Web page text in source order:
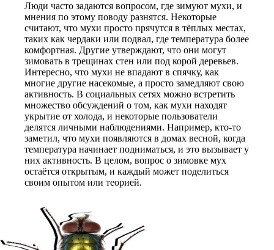
Люди часто задаются вопросом, где зимуют мухи, и
мнения по этому поводу разнятся. Некоторые
считают, что мухи просто прячутся в тёплых местах,
таких как чердаки или подвал, где температура более
комфортная. Другие утверждают, что они могут
зимовать в трещинах стен или под корой деревьев.
Интересно, что мухи не впадают в спячку, как
многие другие насекомые, а просто замедляют свою
активность. В социальных сетях можно встретить
множество обсуждений о том, как мухи находят
укрытие от холода, и некоторые пользователи
делятся личными наблюдениями. Например, кто-то
заметил, что мухи появляются в домах весной, когда
температура начинает подниматься, и это вызывает у
них активность. В целом, вопрос о зимовке мух
остаётся открытым, и каждый может поделиться
своим опытом или теорией.